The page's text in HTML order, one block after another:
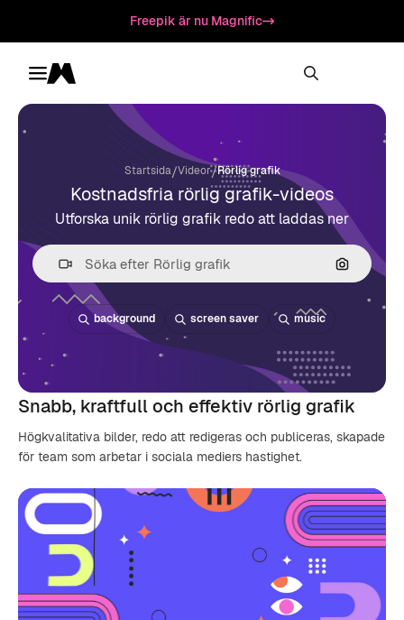
Freepik är nu Magnific
Toggle menu
Magnific
Startsida/Videor/Rörlig grafik
Kostnadsfria rörlig grafik-videos
Utforska unik rörlig grafik redo att laddas ner
Sök efter
background screen saver music
Snabb, kraftfull och effektiv rörlig grafik
Högkvalitativa bilder, redo att redigeras och publiceras, skapade
för team som arbetar i sociala mediers hastighet.